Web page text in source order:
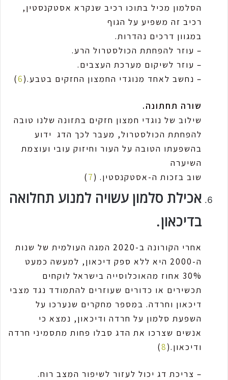
הסלמון מכיל בתוכו רכיב שנקרא אסטקנסטין,
רכיב זה משפיע על הגוף
במגוון דרכים נהדרות.
– עוזר להפחתת הכולסטרול הרע.
– עוזר לשיקום מערכת העצבים.
– נחשב לאחד מנוגדי החמצון החזקים בטבע.(6
)
שורה תחתונה.
שילוב של נוגדי חמצון חזקים בתזונה שלנו טובה
להפחתת הכולסטרול, מעבר לכך הדג ידוע
בהשפעתו הטובה על העור וחיזוק עובי ועוצמת
השיערה
שוב בזכות ה-אסטקנסטין. (7
)
אכילת סלמון עשויה למנוע תחלואה
בדיכאון.
אחרי הקורונה ב-2020 המגה העולמית של שנות
ה-2000 היא ללא ספק דיכאון, למעשה כמעט
30% אחוז מהאוכלוסייה בישראל לוקחים
תכשירים או כדורים שעוזרים להתמודד נגד מצבי
דיכאון וחרדה. במספר מחקרים שנערכו על
השפעת סלמון על חרדה ודיכאון, נמצא כי
אנשים שצרכו את הדג סבלו פחות מתסמיני חרדה
ודיכאון.(8
)
– צריכת דג יכול לעזור לשיפור המצב רוח.